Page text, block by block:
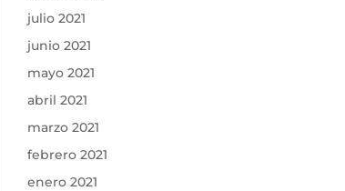
julio 2021
junio 2021
mayo 2021
abril 2021
marzo 2021
febrero 2021
enero 2021